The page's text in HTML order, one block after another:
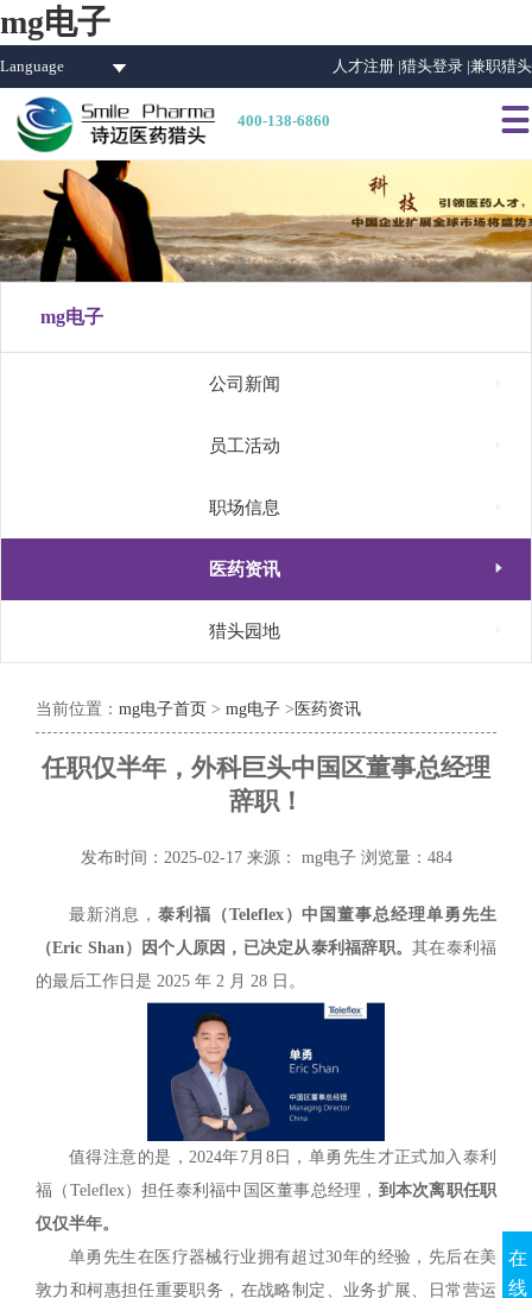
mg电子
Language 人才注册 |猎头登录 |兼职猎头
400-138-6860 
mg电子
公司新闻
员工活动
职场信息
医药资讯 
猎头园地
当前位置： mg电子首页 > mg电子 > 医药资讯
任职仅半年，外科巨头中国区董事总经理
辞职！
发布时间：2025-02-17 来源： mg电子 浏览量：484
最新消息， 泰利福（Teleflex）中国董事总经理单勇先生
（Eric Shan）因个人原因，已决定从泰利福辞职。 其在泰利福
的最后工作日是 2025 年 2 月 28 日。
值得注意的是，2024年7月8日，单勇先生才正式加入泰利
福（Teleflex）担任泰利福中国区董事总经理， 到本次离职任职
仅仅半年。
单勇先生在医疗器械行业拥有超过30年的经验，先后在美
敦力和柯惠担任重要职务，在战略制定、业务扩展、日常营运
在
线